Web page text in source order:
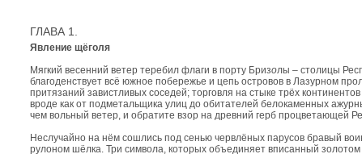
ГЛАВА 1.
Явление щёголя
Мягкий весенний ветер теребил флаги в порту Бризолы – столицы
благоденствует всё южное побережье и цепь островов в Лазурном
притязаний завистливых соседей; торговля на стыке трёх
вроде как от подметальщика улиц до обитателей белокаменных
чем вольный ветер, и обратите взор на древний герб процветающей
Неслучайно на нём сошлись под сенью червлёных парусов бравый
рулоном шёлка. Три символа, которых объединяет вписанный